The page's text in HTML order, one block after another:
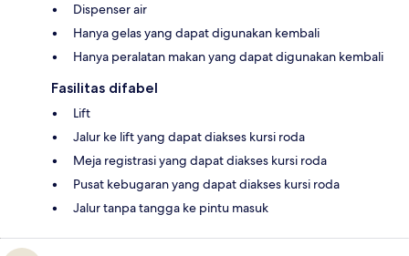
Dispenser air
Hanya gelas yang dapat digunakan kembali
Hanya peralatan makan yang dapat digunakan kembali
Fasilitas difabel
Lift
Jalur ke lift yang dapat diakses kursi roda
Meja registrasi yang dapat diakses kursi roda
Pusat kebugaran yang dapat diakses kursi roda
Jalur tanpa tangga ke pintu masuk